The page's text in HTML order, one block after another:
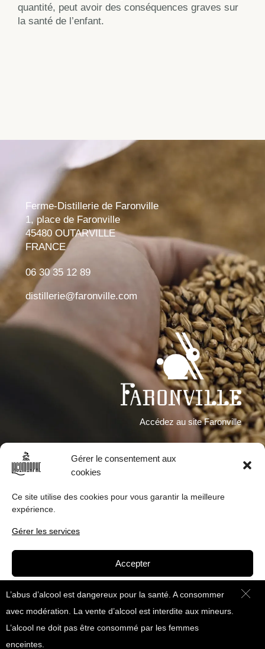
Gérer le consentement aux
cookies
Ce site utilise des cookies pour vous garantir la meilleure
expérience.
Gérer les services
Accepter
Refuser
Voir les préférences
quantité, peut avoir des conséquences graves sur
la santé de l’enfant.
Ferme-Distillerie de Faronville
1, place de Faronville
45480 OUTARVILLE
FRANCE
06 30 35 12 89
distillerie@faronville.com
Accédez au site Faronville
L’abus d’alcool est dangereux pour la santé. A consommer
avec modération. La vente d’alcool est interdite aux mineurs.
L’alcool ne doit pas être consommé par les femmes
enceintes.